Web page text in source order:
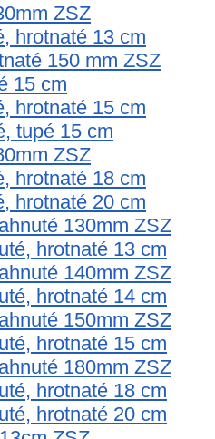
ZSZ
hrotnaté 13 cm
150 mm ZSZ
15 cm
hrotnaté 15 cm
tupé 15 cm
ZSZ
hrotnaté 18 cm
hrotnaté 20 cm
130mm ZSZ
hrotnaté 13 cm
140mm ZSZ
hrotnaté 14 cm
150mm ZSZ
hrotnaté 15 cm
180mm ZSZ
hrotnaté 18 cm
hrotnaté 20 cm